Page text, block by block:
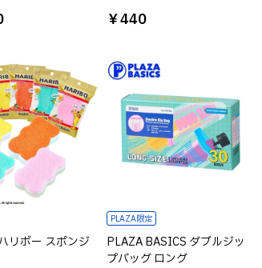
￥440
リボー スポンジ
PLAZA限定
PLAZA BASICS ダブルジッ
プバッグ ロング